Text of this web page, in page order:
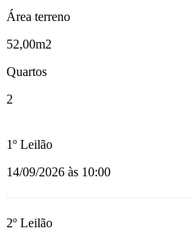
Área terreno
52,00m2
Quartos
2
1º Leilão
14/09/2026 às 10:00
2º Leilão